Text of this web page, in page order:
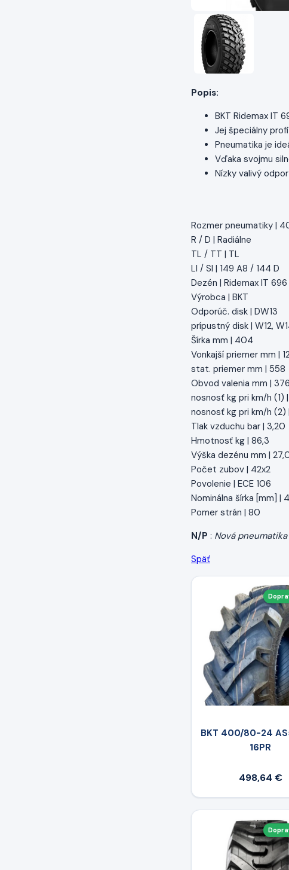
Popis:
BKT Ridemax IT
Jej špeciálny
Pneumatika je
Vďaka svojmu
Nízky valivý
Rozmer pneumatiky |
R / D | Radiálne
TL / TT | TL
LI / SI | 149 A8 / 144 D
Dezén | Ridemax IT 696
Výrobca | BKT
Odporúč. disk | DW13
prípustný disk | W12,
Šírka mm | 404
Vonkajší priemer mm |
stat. priemer mm | 558
Obvod valenia mm |
nosnosť kg pri km/h
nosnosť kg pri km/h
Tlak vzduchu bar | 3,20
Hmotnosť kg | 86,3
Výška dezénu mm |
Počet zubov | 42x2
Povolenie | ECE 106
Nominálna šírka [mm] |
Pomer strán | 80
N/P : Nová pneumatika
Späť
BKT 400/80-24
16PR
498,64 €